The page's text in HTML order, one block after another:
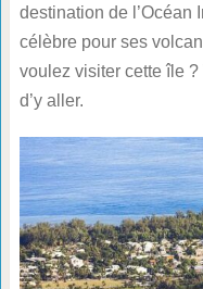
destination de l’Océan
célèbre pour ses
voulez visiter cette île
d’y aller.